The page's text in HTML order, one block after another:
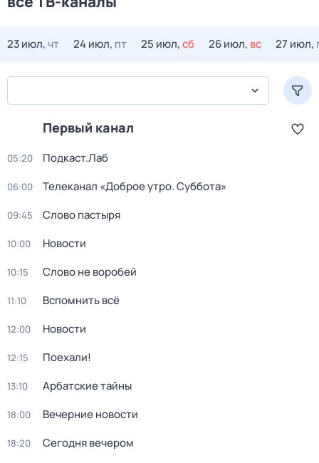
23 июл,чт 24 июл, пт 25 июл,сб 26 июл, вс 27 июл,
Первый канал
05:20 Подкаст.Лаб
06:00 Телеканал «Доброе утро. Суббота»
09:45 Слово пастыря
10:00 Новости
10:15 Слово не воробей
11:10 Вспомнить всё
12:00 Новости
12:15 Поехали!
13:10 Арбатские тайны
18:00 Вечерние новости
18:20 Сегодня вечером